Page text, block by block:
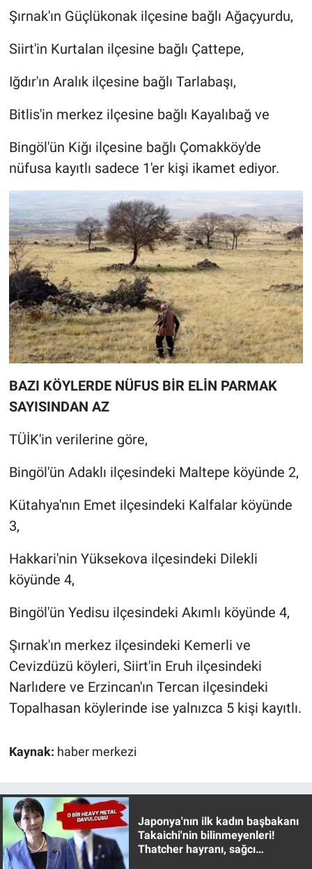
Şırnak'ın Güçlükonak ilçesine bağlı Ağaçyurdu,
Siirt'in Kurtalan ilçesine bağlı Çattepe,
Iğdır'ın Aralık ilçesine bağlı Tarlabaşı,
Bitlis'in merkez ilçesine bağlı Kayalıbağ ve
Bingöl'ün Kiğı ilçesine bağlı Çomakköy'de
nüfusa kayıtlı sadece 1'er kişi ikamet ediyor.
BAZI KÖYLERDE NÜFUS BİR ELİN PARMAK
SAYISINDAN AZ
TÜİK'in verilerine göre,
Bingöl'ün Adaklı ilçesindeki Maltepe köyünde 2,
Kütahya'nın Emet ilçesindeki Kalfalar köyünde
3,
Hakkari'nin Yüksekova ilçesindeki Dilekli
köyünde 4,
Bingöl'ün Yedisu ilçesindeki Akımlı köyünde 4,
Şırnak'ın merkez ilçesindeki Kemerli ve
Cevizdüzü köyleri, Siirt'in Eruh ilçesindeki
Narlıdere ve Erzincan'ın Tercan ilçesindeki
Topalhasan köylerinde ise yalnızca 5 kişi kayıtlı.
Kaynak: haber merkezi
Japonya'nın ilk kadın başbakanı
Takaichi'nin bilinmeyenleri!
Thatcher hayranı, sağcı
Programlar
Sağlık
Spor
Teknoloji
Türkiye'nin Geleceği
Yerel Gündem
Yerel Yaşam
Canlı Yayın